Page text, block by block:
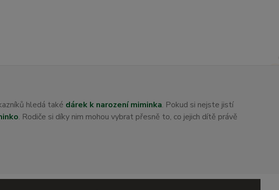
hledá také dárek k narození miminka. Pokud si nejste jistí
. Rodiče si díky nim mohou vybrat přesně to, co jejich dítě právě